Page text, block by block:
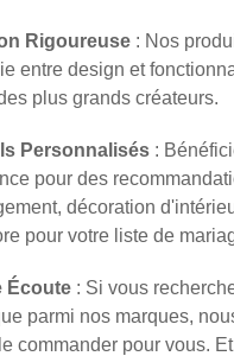
Rigoureuse : Nos
entre design et
plus grands créateurs.
Personnalisés :
pour des
décoration
pour votre liste de
Écoute : Si vous
parmi nos marques,
commander pour vous.